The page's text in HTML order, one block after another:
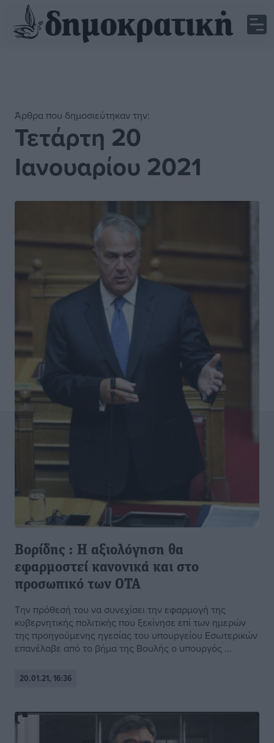
Άρθρα που δημοσιεύτηκαν την:
Τετάρτη 20
Ιανουαρίου 2021
Βορίδης : Η αξιολόγηση θα
εφαρμοστεί κανονικά και στο
προσωπικό των ΟΤΑ
Την πρόθεσή του να συνεχίσει την εφαρμογή της
κυβερνητικής πολιτικής που ξεκίνησε επί των ημερών
της προηγούμενης ηγεσίας του υπουργείου Εσωτερικών
επανέλαβε από το βήμα της Βουλής ο υπουργός ...
20.01.21, 16:36